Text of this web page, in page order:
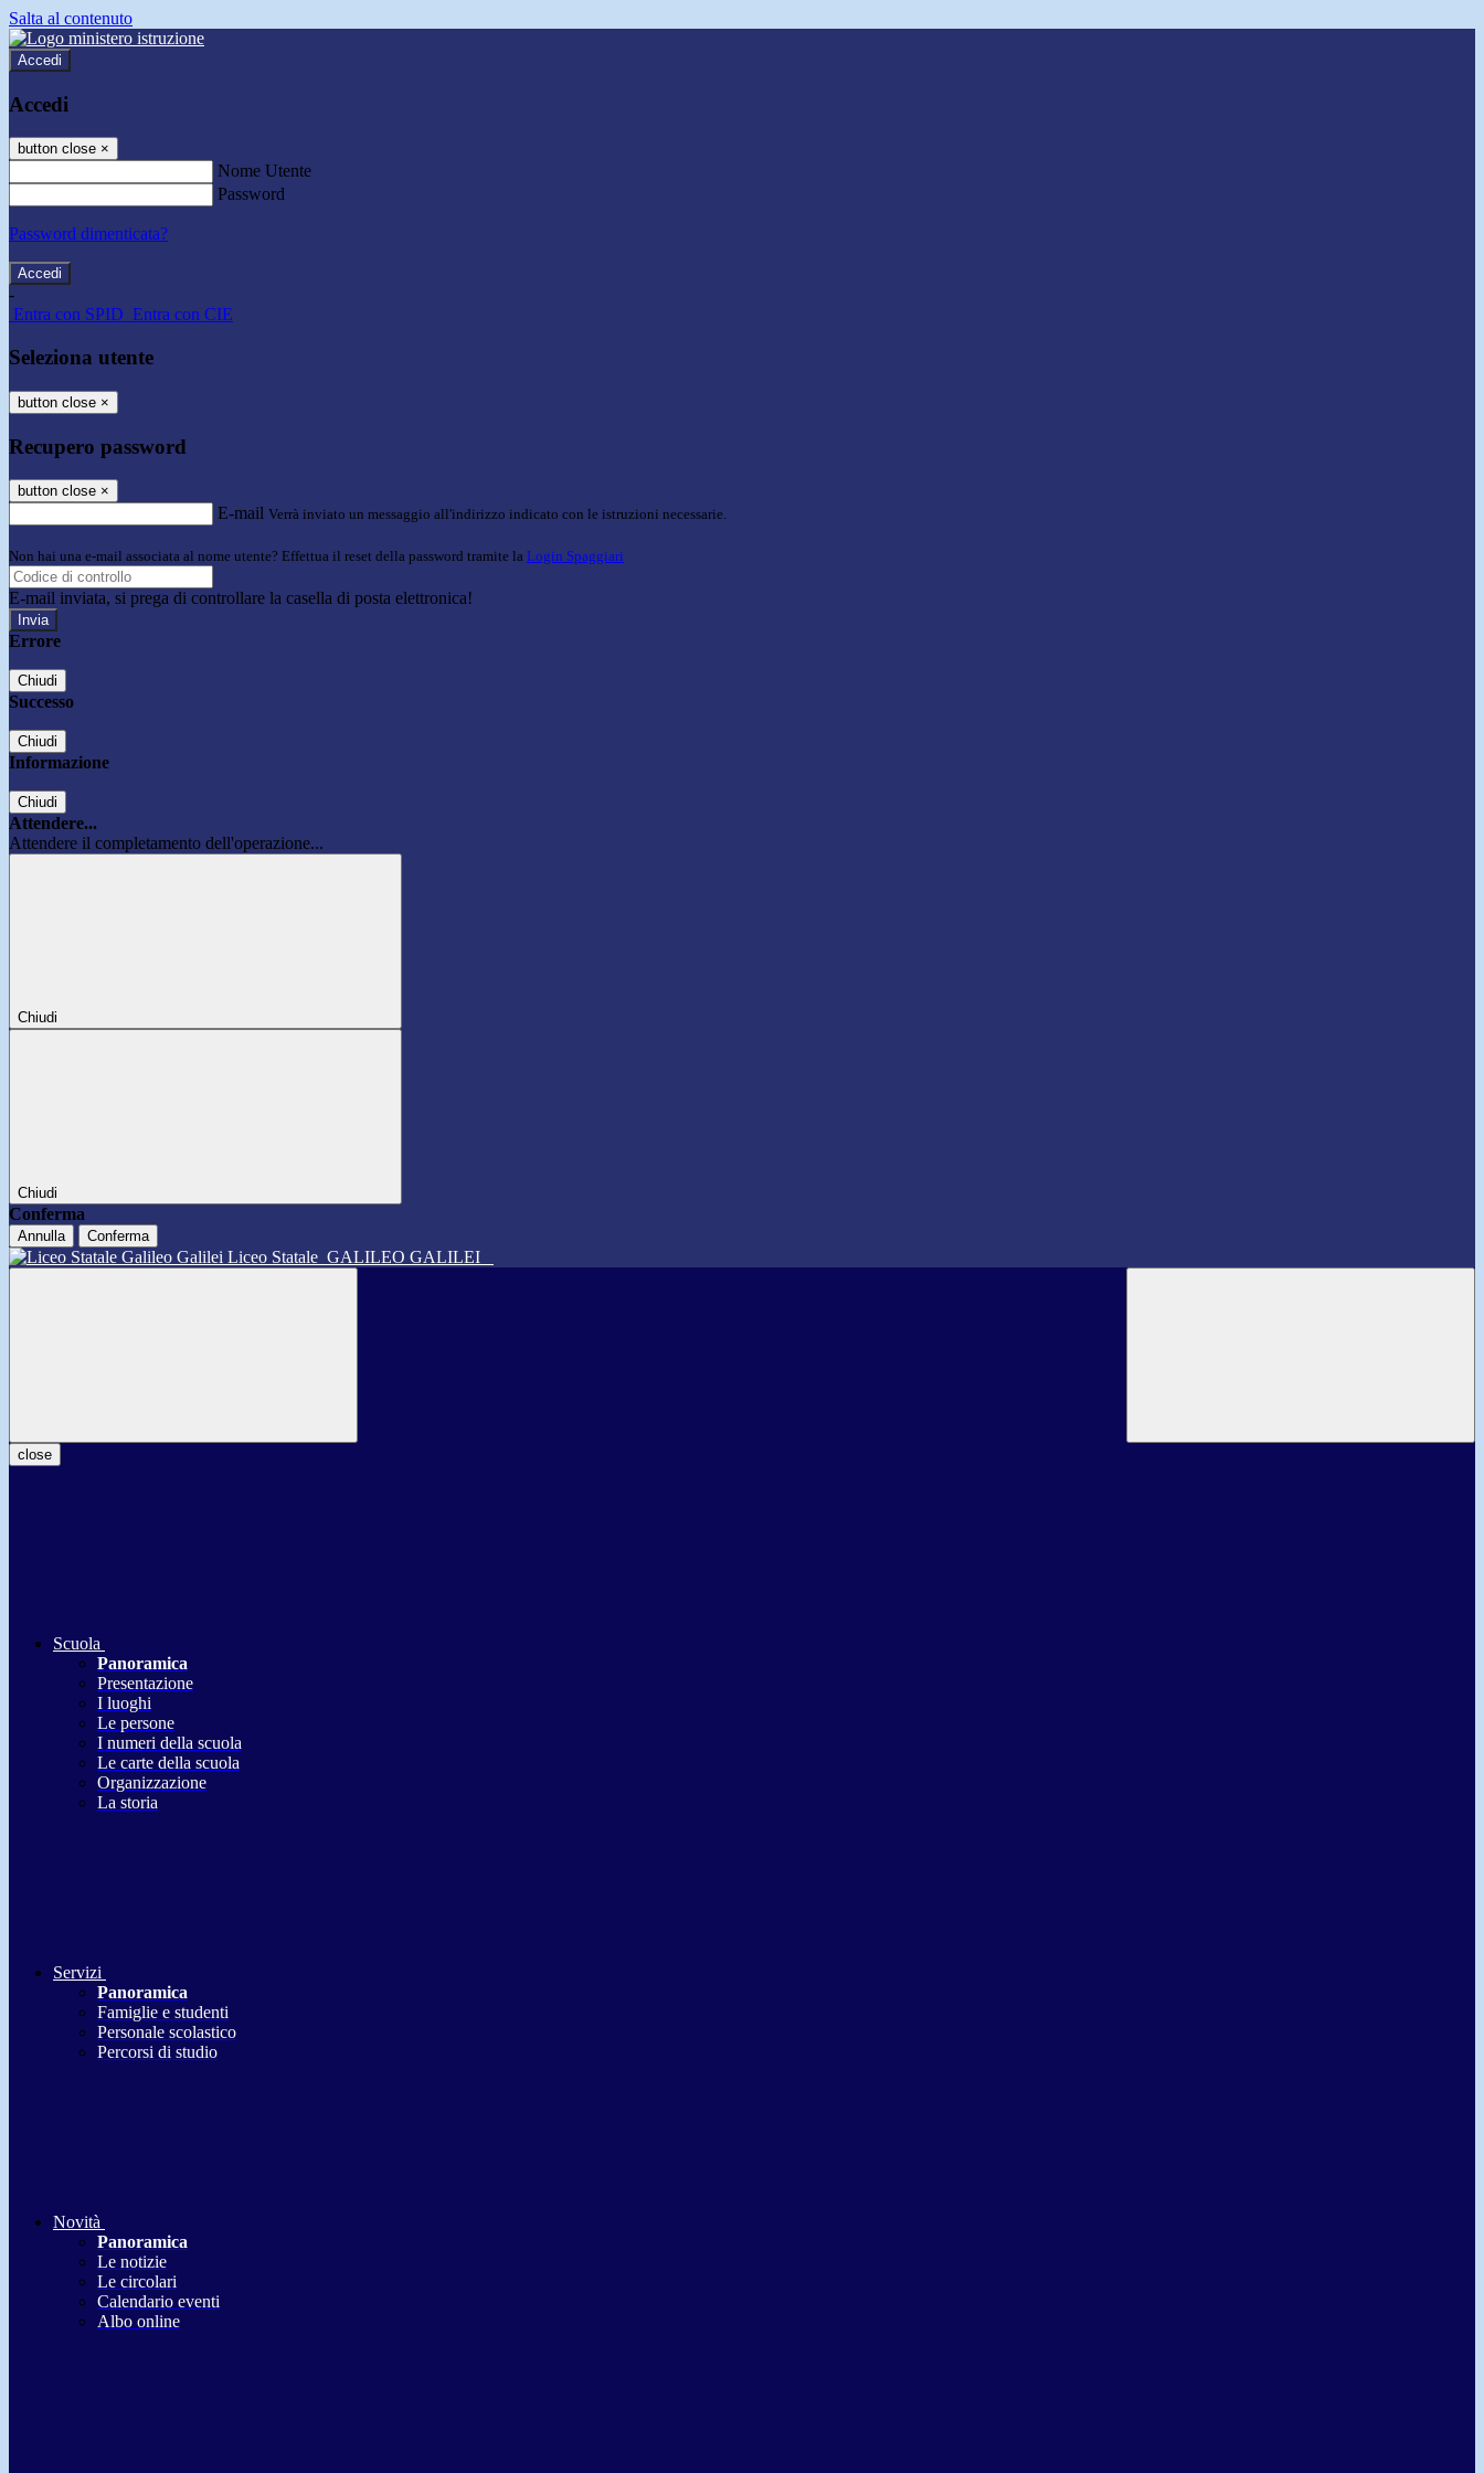
Salta al contenuto
Accedi
Accedi
button close ×
Nome Utente
Password
Password dimenticata?
-
Entra con SPID Entra con CIE
Seleziona utente
button close ×
Recupero password
button close ×
E-mail Verrà inviato un messaggio all'indirizzo indicato con le istruzioni necessarie.
Non hai una e-mail associata al nome utente? Effettua il reset della password tramite la Login Spaggiari
E-mail inviata, si prega di controllare la casella di posta elettronica!
Errore
Chiudi
Successo
Chiudi
Informazione
Chiudi
Attendere...
Attendere il completamento dell'operazione...
Chiudi
Chiudi
Conferma
Annulla Conferma
Liceo Statale GALILEO GALILEI
close
Scuola
Panoramica
Presentazione
I luoghi
Le persone
I numeri della scuola
Le carte della scuola
Organizzazione
La storia
Servizi
Panoramica
Famiglie e studenti
Personale scolastico
Percorsi di studio
Novità
Panoramica
Le notizie
Le circolari
Calendario eventi
Albo online